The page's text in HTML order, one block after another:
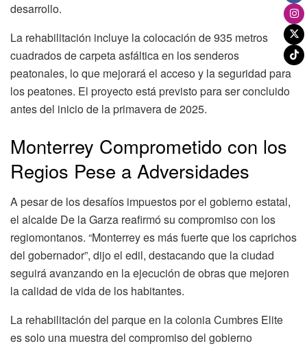
desarrollo.
La rehabilitación incluye la colocación de 935 metros
cuadrados de carpeta asfáltica en los senderos
peatonales, lo que mejorará el acceso y la seguridad para
los peatones. El proyecto está previsto para ser concluido
antes del inicio de la primavera de 2025.
Monterrey Comprometido con los
Regios Pese a Adversidades
A pesar de los desafíos impuestos por el gobierno estatal,
el alcalde De la Garza reafirmó su compromiso con los
regiomontanos. “Monterrey es más fuerte que los caprichos
del gobernador”, dijo el edil, destacando que la ciudad
seguirá avanzando en la ejecución de obras que mejoren
la calidad de vida de los habitantes.
La rehabilitación del parque en la colonia Cumbres Elite
es solo una muestra del compromiso del gobierno